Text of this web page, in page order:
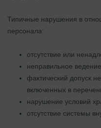
Типичные нарушения в
персонала:
отсутствие или
неправильное
фактический допуск
включенных в
нарушение условий
отсутствие системы